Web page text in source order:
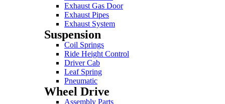
Exhaust Gas Door
Exhaust Pipes
Exhaust System
Suspension
Coil Springs
Ride Height Control
Driver Cab
Leaf Spring
Pneumatic
Wheel Drive
Assembly Parts